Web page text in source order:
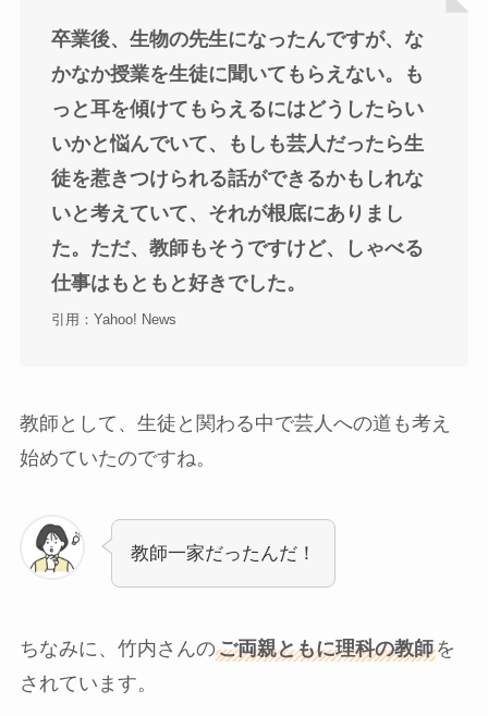
卒業後、生物の先生になったんですが、な
かなか授業を生徒に聞いてもらえない。も
っと耳を傾けてもらえるにはどうしたらい
いかと悩んでいて、もしも芸人だったら生
徒を惹きつけられる話ができるかもしれな
いと考えていて、それが根底にありまし
た。ただ、教師もそうですけど、しゃべる
仕事はもともと好きでした。
引用：Yahoo! News
教師として、生徒と関わる中で芸人への道も考え
始めていたのですね。
教師一家だったんだ！
ちなみに、竹内さんのご両親ともに理科の教師を
されています。